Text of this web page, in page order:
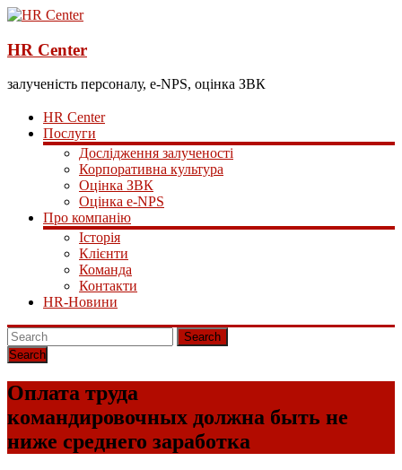
HR Center
залученість персоналу, e-NPS, оцінка ЗВК
HR Center
Послуги
Дослідження залученості
Корпоративна культура
Оцінка ЗВК
Оцінка e-NPS
Про компанію
Історія
Клієнти
Команда
Контакти
HR-Новини
Search
Оплата труда
командировочных должна быть не
ниже среднего заработка